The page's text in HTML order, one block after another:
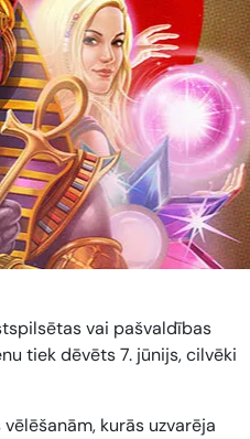
vai pašvaldības
tiek dēvēts 7. jūnijs, cilvēki
kurās uzvarēja